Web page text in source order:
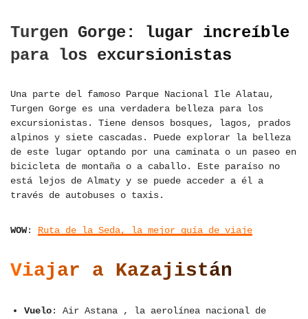
Turgen Gorge: lugar increíble
para los excursionistas
Una parte del famoso Parque Nacional Ile Alatau,
Turgen Gorge es una verdadera belleza para los
excursionistas. Tiene densos bosques, lagos, prados
alpinos y siete cascadas. Puede explorar la belleza
de este lugar optando por una caminata o un paseo en
bicicleta de montaña o a caballo. Este paraíso no
está lejos de Almaty y se puede acceder a él a
través de autobuses o taxis.
WOW: Ruta de la Seda, la mejor guía de viaje
Viajar a Kazajistán
Vuelo: Air Astana , la aerolínea nacional de